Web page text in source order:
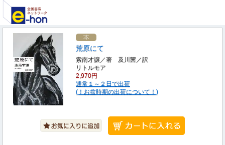
荒原にて
索南才譲／著 及川茜／訳
リトルモア
2,970円
通常１～２日で出荷
(！お盆時期の出荷について！)